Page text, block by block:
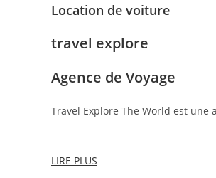
Location de voiture
travel explore
Agence de Voyage
Travel Explore The World est une
LIRE PLUS